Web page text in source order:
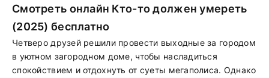
Смотреть онлайн Кто-то должен умереть
(2025) бесплатно
Четверо друзей решили провести выходные за городом
в уютном загородном доме, чтобы насладиться
спокойствием и отдохнуть от суеты мегаполиса. Однако